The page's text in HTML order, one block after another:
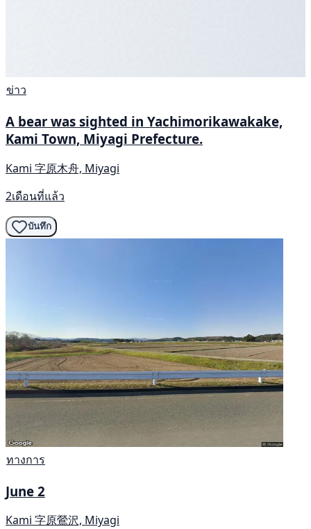
ข่าว
A bear was sighted in Yachimorikawakake,
Kami Town, Miyagi Prefecture.
Kami 字原木舟, Miyagi
2เดือนที่แล้ว
บันทึก
ทางการ
June 2
Kami 字原鶯沢, Miyagi